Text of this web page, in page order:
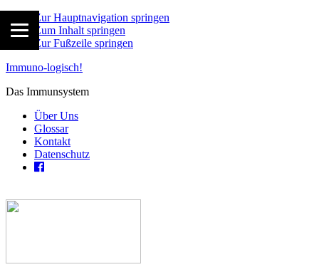
Zur Hauptnavigation springen
Zum Inhalt springen
Zur Fußzeile springen
Immuno-logisch!
Das Immunsystem
Über Uns
Glossar
Kontakt
Datenschutz